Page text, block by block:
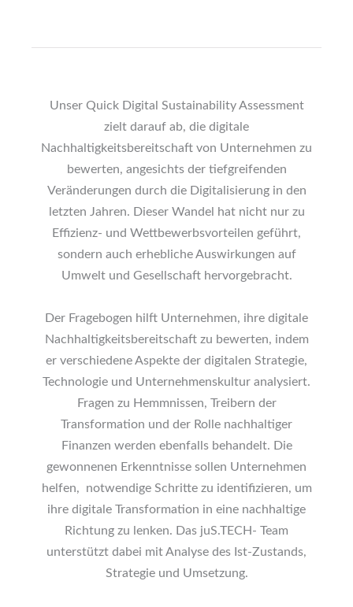
Unser Quick Digital Sustainability Assessment
zielt darauf ab, die digitale
Nachhaltigkeitsbereitschaft von Unternehmen zu
bewerten, angesichts der tiefgreifenden
Veränderungen durch die Digitalisierung in den
letzten Jahren. Dieser Wandel hat nicht nur zu
Effizienz- und Wettbewerbsvorteilen geführt,
sondern auch erhebliche Auswirkungen auf
Umwelt und Gesellschaft hervorgebracht.
Der Fragebogen hilft Unternehmen, ihre digitale
Nachhaltigkeitsbereitschaft zu bewerten, indem
er verschiedene Aspekte der digitalen Strategie,
Technologie und Unternehmenskultur analysiert.
Fragen zu Hemmnissen, Treibern der
Transformation und der Rolle nachhaltiger
Finanzen werden ebenfalls behandelt. Die
gewonnenen Erkenntnisse sollen Unternehmen
helfen, notwendige Schritte zu identifizieren, um
ihre digitale Transformation in eine nachhaltige
Richtung zu lenken. Das juS.TECH- Team
unterstützt dabei mit Analyse des Ist-Zustands,
Strategie und Umsetzung.